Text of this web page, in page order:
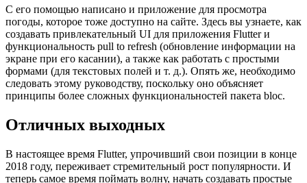
С его помощью написано и приложение для просмотра
погоды, которое тоже доступно на сайте. Здесь вы узнаете, как
создавать привлекательный UI для приложения Flutter и
функциональность pull to refresh (обновление информации на
экране при его касании), а также как работать с простыми
формами (для текстовых полей и т. д.). Опять же, необходимо
следовать этому руководству, поскольку оно объясняет
принципы более сложных функциональностей пакета bloc.
Отличных выходных
В настоящее время Flutter, упрочивший свои позиции в конце
2018 году, переживает стремительный рост популярности. И
теперь самое время поймать волну, начать создавать простые